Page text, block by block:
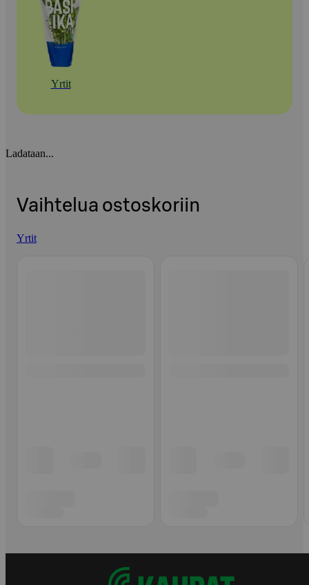
Yrtit
Ladataan...
Vaihtelua ostoskoriin
Yrtit